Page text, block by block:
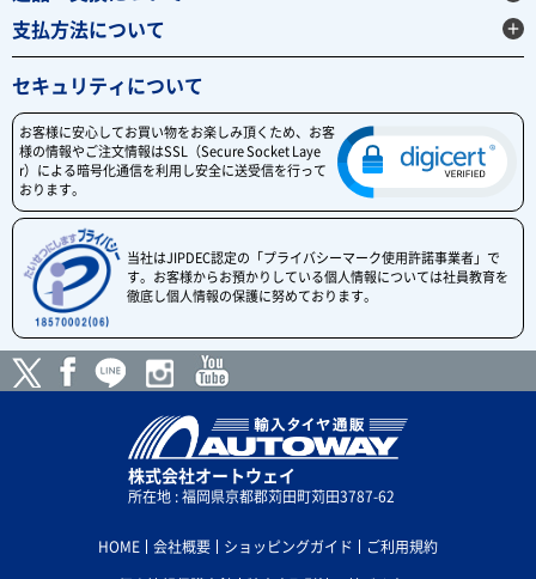
支払方法について
セキュリティについて
お客様に安心してお買い物をお楽しみ頂くため、お客
様の情報やご注文情報はSSL（Secure Socket Laye
r）による暗号化通信を利用し安全に送受信を行って
おります。
当社はJIPDEC認定の「プライバシーマーク使用許諾事業者」で
す。お客様からお預かりしている個人情報については社員教育を
徹底し個人情報の保護に努めております。
株式会社オートウェイ
所在地 : 福岡県京都郡苅田町苅田3787-62
HOME 会社概要 ショッピングガイド
ご利用規約